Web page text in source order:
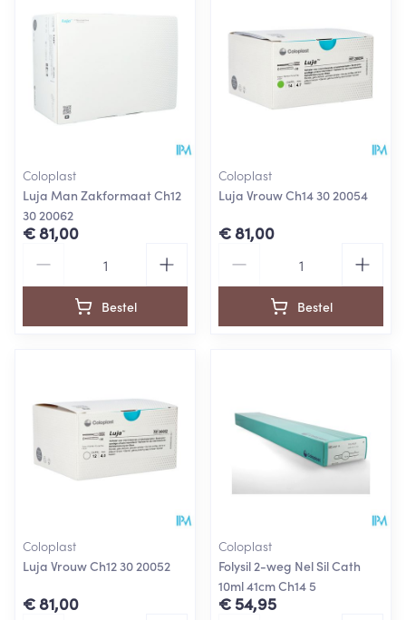
Coloplast
Luja Man Zakformaat Ch12
30 20062
€ 81,00
Bestel
Coloplast
Luja Vrouw Ch14 30 20054
€ 81,00
Bestel
Coloplast
Luja Vrouw Ch12 30 20052
€ 81,00
Coloplast
Folysil 2-weg Nel Sil Cath
10ml 41cm Ch14 5
€ 54,95